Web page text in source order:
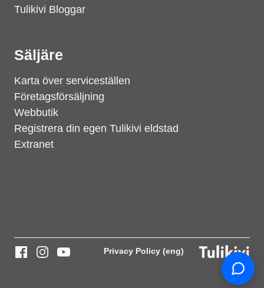
Tulikivi Bloggar
Säljäre
Karta över serviceställen
Företagsförsäljning
Webbutik
Registrera din egen Tulikivi eldstad
Extranet
Privacy Policy (eng)
today?